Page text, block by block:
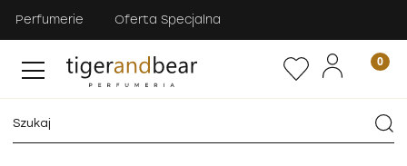
Perfumerie Oferta Specjalna